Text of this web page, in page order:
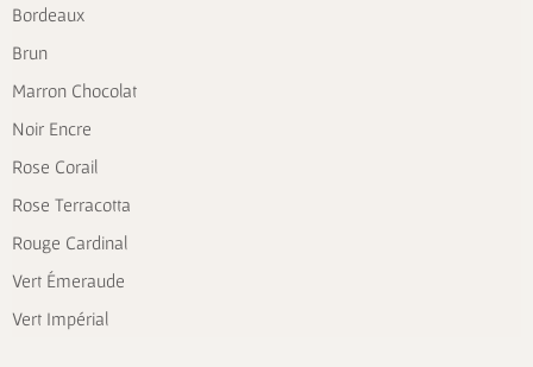
Bordeaux
Brun
Marron Chocolat
Noir Encre
Rose Corail
Rose Terracotta
Rouge Cardinal
Vert Émeraude
Vert Impérial